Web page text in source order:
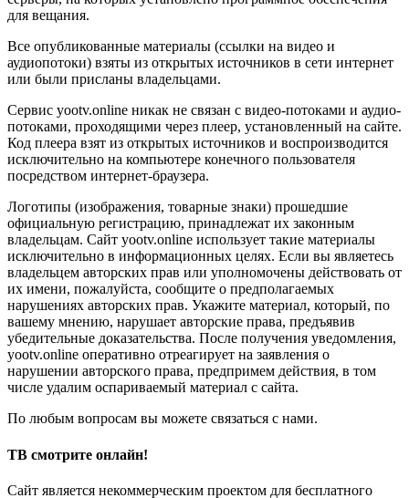
для вещания.
Все опубликованные материалы (ссылки на видео и
аудиопотоки) взяты из открытых источников в сети интернет
или были присланы владельцами.
Сервис yootv.online никак не связан с видео-потоками и аудио-
потоками, проходящими через плеер, установленный на сайте.
Код плеера взят из открытых источников и воспроизводится
исключительно на компьютере конечного пользователя
посредством интернет-браузера.
Логотипы (изображения, товарные знаки) прошедшие
официальную регистрацию, принадлежат их законным
владельцам. Сайт yootv.online использует такие материалы
исключительно в информационных целях. Если вы являетесь
владельцем авторских прав или уполномочены действовать от
их имени, пожалуйста, сообщите о предполагаемых
нарушениях авторских прав. Укажите материал, который, по
вашему мнению, нарушает авторские права, предъявив
убедительные доказательства. После получения уведомления,
yootv.online оперативно отреагирует на заявления о
нарушении авторского права, предпримем действия, в том
числе удалим оспариваемый материал с сайта.
По любым вопросам вы можете связаться с нами.
ТВ смотрите онлайн!
Сайт является некоммерческим проектом для бесплатного